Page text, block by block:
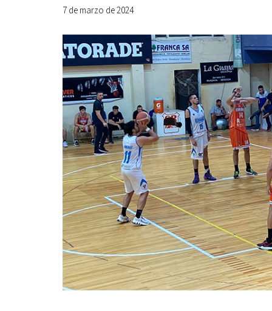
7 de marzo de 2024